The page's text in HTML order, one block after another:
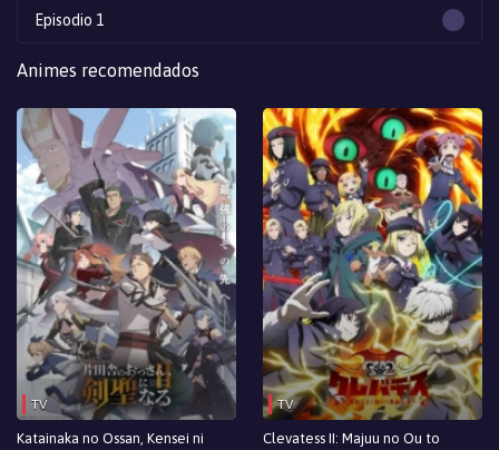
Episodio 1
Animes recomendados
TV
Katainaka no Ossan, Kensei ni
TV
Clevatess II: Majuu no Ou to